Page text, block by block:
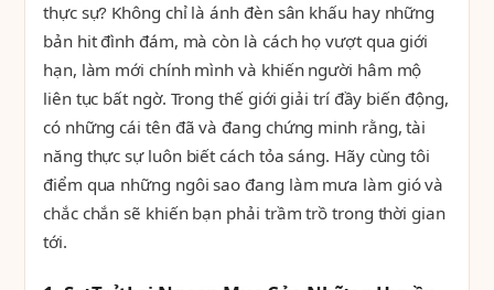
thực sự? Không chỉ là ánh đèn sân khấu hay những
bản hit đình đám, mà còn là cách họ vượt qua giới
hạn, làm mới chính mình và khiến người hâm mộ
liên tục bất ngờ. Trong thế giới giải trí đầy biến động,
có những cái tên đã và đang chứng minh rằng, tài
năng thực sự luôn biết cách tỏa sáng. Hãy cùng tôi
điểm qua những ngôi sao đang làm mưa làm gió và
chắc chắn sẽ khiến bạn phải trầm trồ trong thời gian
tới.